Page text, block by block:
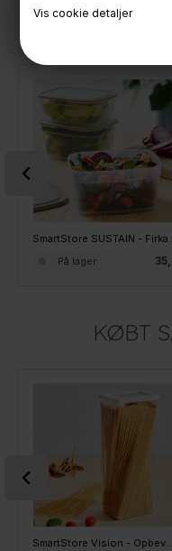
Vis cookie detaljer
SmartStore
På lager
KØBT
SmartStore Vision - Opbevaringsbøtte til tørvarer 2,25 liter